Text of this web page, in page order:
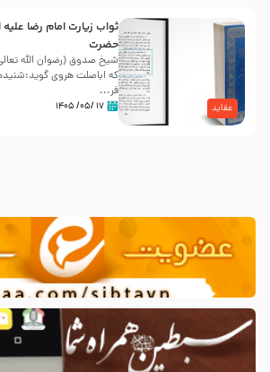
عقاید
ثواب زیارت امام رضا علیه
حضرت
شیخ صدوق (رضوان الله
که اباصلت هروی
فر...
۱۷ /۰۵/ ۱۴۰۵